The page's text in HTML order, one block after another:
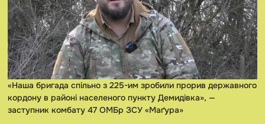
«Наша бригада спільно з 225-им зробили прорив державного
кордону в районі населеного пункту Демидівка», —
заступник комбату 47 ОМБр ЗСУ «Маґура»